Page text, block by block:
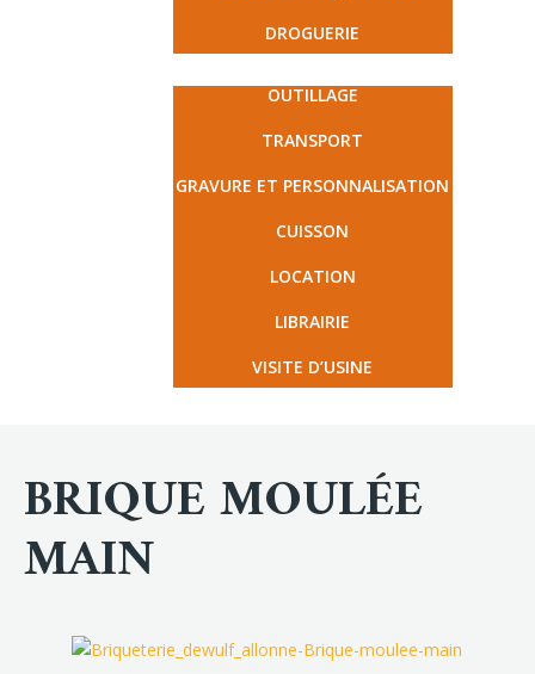
DROGUERIE
OUTILLAGE
TRANSPORT
GRAVURE ET PERSONNALISATION
CUISSON
LOCATION
LIBRAIRIE
VISITE D’USINE
BRIQUE MOULÉE
MAIN